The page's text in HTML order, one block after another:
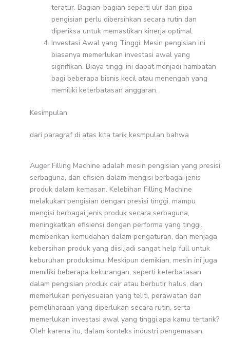
teratur. Bagian-bagian seperti ulir dan pipa
pengisian perlu dibersihkan secara rutin dan
diperiksa untuk memastikan kinerja optimal.
Investasi Awal yang Tinggi: Mesin pengisian ini
biasanya memerlukan investasi awal yang
signifikan. Biaya tinggi ini dapat menjadi hambatan
bagi beberapa bisnis kecil atau menengah yang
memiliki keterbatasan anggaran.
Kesimpulan
dari paragraf di atas kita tarik kesmpulan bahwa
Auger Filling Machine adalah mesin pengisian yang presisi,
serbaguna, dan efisien dalam mengisi berbagai jenis
produk dalam kemasan. Kelebihan Filling Machine
melakukan pengisian dengan presisi tinggi, mampu
mengisi berbagai jenis produk secara serbaguna,
meningkatkan efisiensi dengan performa yang tinggi.
memberikan kemudahan dalam pengaturan, dan menjaga
kebersihan produk yang diisi,jadi sangat help full untuk
keburuhan produksimu. Meskipun demikian, mesin ini juga
memiliki beberapa kekurangan, seperti keterbatasan
dalam pengisian produk cair atau berbutir halus, dan
memerlukan penyesuaian yang teliti, perawatan dan
pemeliharaan yang diperlukan secara rutin, serta
memerlukan investasi awal yang tinggi,apa kamu tertarik?
Oleh karena itu, dalam konteks industri pengemasan,